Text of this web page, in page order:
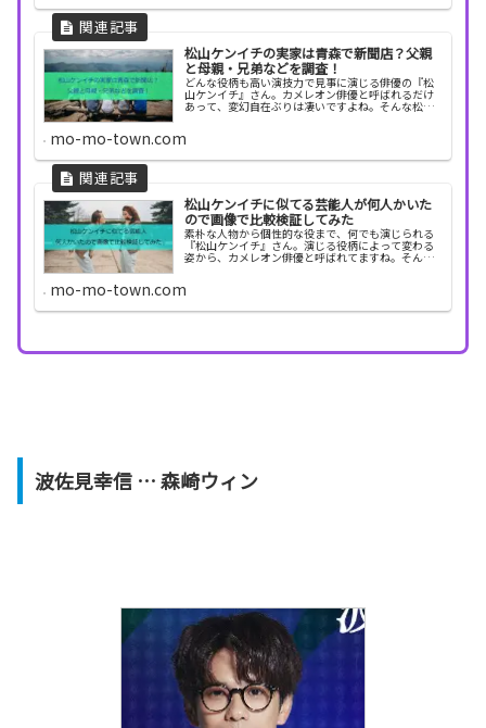
松山ケンイチの実家は青森で新聞店？父親
と母親・兄弟などを調査！
どんな役柄も高い演技力で見事に演じる俳優の『松
山ケンイチ』さん。カメレオン俳優と呼ばれるだけ
あって、変幻自在ぶりは凄いですよね。そんな松山
ケンイチさんの実家が、青森で新聞店をされてると
親、兄弟な...
mo-mo-town.com
松山ケンイチに似てる芸能人が何人かいた
ので画像で比較検証してみた
素朴な人物から個性的な役まで、何でも演じられる
『松山ケンイチ』さん。演じる役柄によって変わる
姿から、カメレオン俳優と呼ばれてますね。そんな
思いますの...
mo-mo-town.com
波佐見幸信 … 森崎ウィン